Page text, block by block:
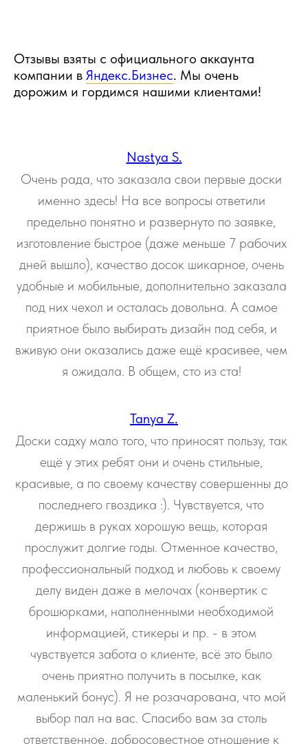
Отзывы взяты с официального аккаунта
компании в Яндекс.Бизнес. Мы очень
дорожим и гордимся нашими клиентами!
Nastya S.
Очень рада, что заказала свои первые доски
именно здесь! На все вопросы ответили
предельно понятно и развернуто по заявке,
изготовление быстрое (даже меньше 7 рабочих
дней вышло), качество досок шикарное, очень
удобные и мобильные, дополнительно заказала
под них чехол и осталась довольна. А самое
приятное было выбирать дизайн под себя, и
вживую они оказались даже ещё красивее, чем
я ожидала. В общем, сто из ста!
Tanya Z.
Доски садху мало того, что приносят пользу, так
ещё у этих ребят они и очень стильные,
красивые, а по своему качеству совершенны до
последнего гвоздика :). Чувствуется, что
держишь в руках хорошую вещь, которая
прослужит долгие годы. Отменное качество,
профессиональный подход и любовь к своему
делу виден даже в мелочах (конвертик с
брошюрками, наполненными необходимой
информацией, стикеры и пр. - в этом
чувствуется забота о клиенте, всё это было
очень приятно получить в посылке, как
маленький бонус). Я не розачарована, что мой
выбор пал на вас. Спасибо вам за столь
ответственное, добросовестное отношение к